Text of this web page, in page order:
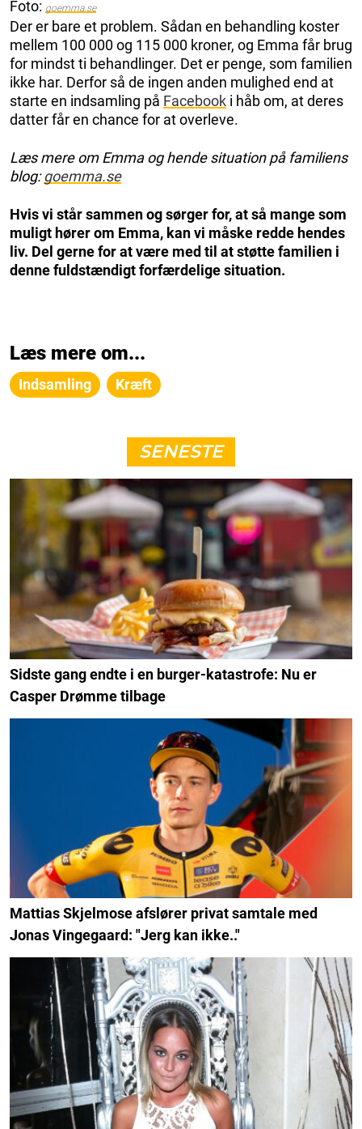
Foto: goemma.se
Der er bare et problem. Sådan en behandling koster
mellem 100 000 og 115 000 kroner, og Emma får brug
for mindst ti behandlinger. Det er penge, som familien
ikke har. Derfor så de ingen anden mulighed end at
starte en indsamling på Facebook i håb om, at deres
datter får en chance for at overleve.
Læs mere om Emma og hende situation på familiens
blog:goemma.se
Hvis vi står sammen og sørger for, at så mange som
muligt hører om Emma, kan vi måske redde hendes
liv. Del gerne for at være med til at støtte familien i
denne fuldstændigt forfærdelige situation.
Læs mere om...
Indsamling Kræft
SENESTE
Sidste gang endte i en burger-katastrofe: Nu er
Casper Drømme tilbage
Mattias Skjelmose afslører privat samtale med
Jonas Vingegaard: "Jerg kan ikke.."